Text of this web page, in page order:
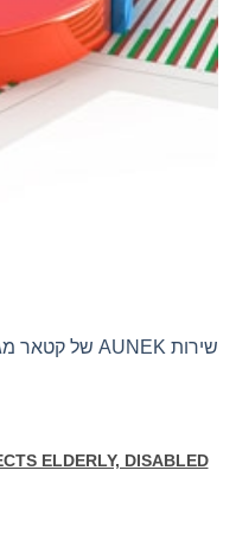
שירות AUNEK של קטאר מגן על הזקנים והנכים
ELDERLY, DISABLED